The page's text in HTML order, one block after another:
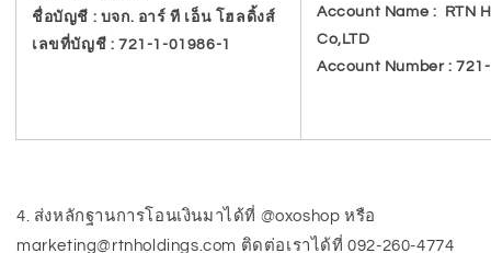
ชื่อบัญชี : บจก. อาร์ ที เอ็น โฮลดิ้งส์
เลขที่บัญชี : 721-1-01986-1
Account Name : RTN
Co,LTD
Account Number :
4. ส่งหลักฐานการโอนเงินมาได้ที่ @oxoshop หรือ
marketing@rtnholdings.com ติดต่อเราได้ที่ 092-260-4774